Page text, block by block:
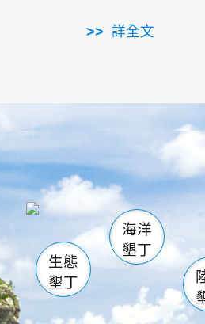
詳全文
龜山 海生館
恆春
龍鑾潭自
瓊麻館
關山
白砂
生態
墾丁
海洋
墾丁